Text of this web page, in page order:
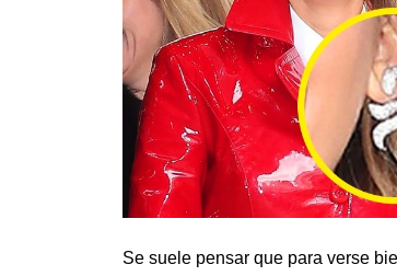
Se suele pensar que para verse